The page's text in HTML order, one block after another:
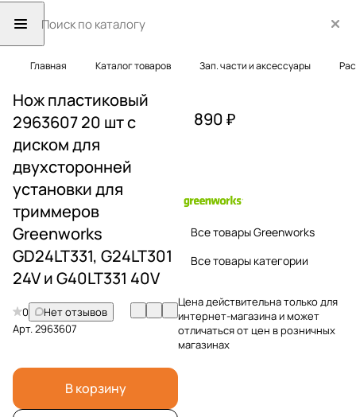
Главная Каталог товаров Зап. части и аксессуары
Нож пластиковый
2963607 20 шт с
диском для
двухсторонней
установки для
триммеров
Greenworks
GD24LT331, G24LT301
24V и G40LT331 40V
0
Нет отзывов
Арт.2963607
В корзину
890 ₽
Все товары Greenworks
Все товары категории
Цена действительна только для
интернет-магазина и может
отличаться от цен в розничных
магазинах